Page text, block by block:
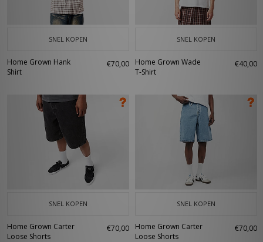
SNEL KOPEN
Home Grown Hank
Shirt
€70,00
SNEL KOPEN
Home Grown Wade
T-Shirt
€40,00
SNEL KOPEN
Home Grown Carter
Loose Shorts
€70,00
SNEL KOPEN
Home Grown Carter
Loose Shorts
€70,00